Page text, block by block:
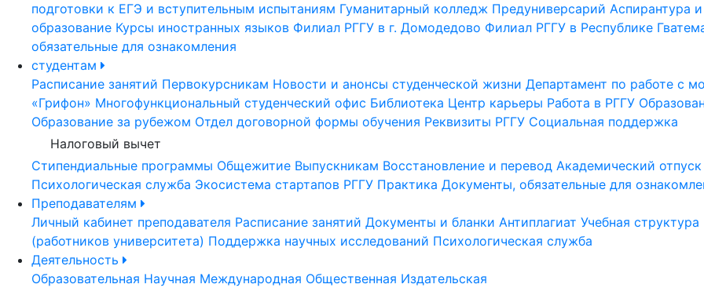
подготовки к ЕГЭ и вступительным испытаниям Гуманитарный колледж Предуниверсарий Аспирантура
образование Курсы иностранных языков Филиал РГГУ в г. Домодедово Филиал РГГУ в Республике
обязательные для ознакомления
студентам
Расписание занятий Первокурсникам Новости и анонсы студенческой жизни Департамент по работе с
«Грифон» Многофункциональный студенческий офис Библиотека Центр карьеры Работа в РГГУ
Образование за рубежом Отдел договорной формы обучения Реквизиты РГГУ Социальная поддержка
Налоговый вычет
Стипендиальные программы Общежитие Выпускникам Восстановление и перевод Академический отпуск
Психологическая служба Экосистема стартапов РГГУ Практика Документы, обязательные для
Преподавателям
Личный кабинет преподавателя Расписание занятий Документы и бланки Антиплагиат Учебная структура
(работников университета) Поддержка научных исследований Психологическая служба
Деятельность
Образовательная Научная Международная Общественная Издательская